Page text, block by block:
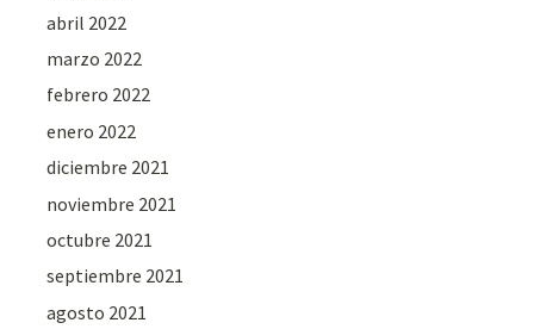
abril 2022
marzo 2022
febrero 2022
enero 2022
diciembre 2021
noviembre 2021
octubre 2021
septiembre 2021
agosto 2021